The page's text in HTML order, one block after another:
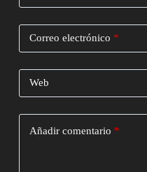
Correo electrónico *
Web
Añadir comentario *